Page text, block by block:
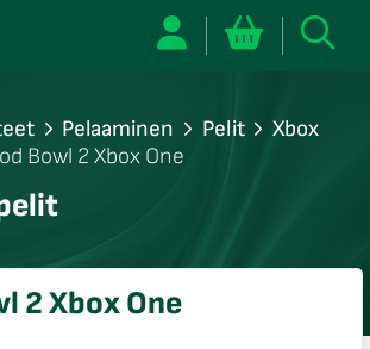
Pelaaminen Pelit
Xbox
Bowl 2 Xbox One
2 Xbox One